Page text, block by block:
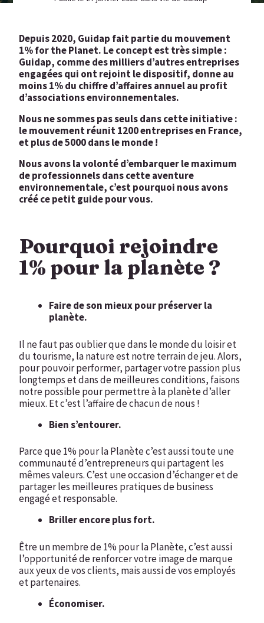
Depuis 2020, Guidap fait partie du mouvement
1% for the Planet. Le concept est très simple :
Guidap, comme des milliers d’autres entreprises
engagées qui ont rejoint le dispositif, donne au
moins 1% du chiffre d’affaires annuel au profit
d’associations environnementales.
Nous ne sommes pas seuls dans cette initiative :
le mouvement réunit 1200 entreprises en France,
et plus de 5000 dans le monde !
Nous avons la volonté d’embarquer le maximum
de professionnels dans cette aventure
environnementale, c’est pourquoi nous avons
créé ce petit guide pour vous.
Pourquoi rejoindre
1% pour la planète ?
Faire de son mieux pour préserver la
planète.
Il ne faut pas oublier que dans le monde du loisir et
du tourisme, la nature est notre terrain de jeu. Alors,
pour pouvoir performer, partager votre passion plus
longtemps et dans de meilleures conditions, faisons
notre possible pour permettre à la planète d’aller
mieux. Et c’est l’affaire de chacun de nous !
Bien s’entourer.
Parce que 1% pour la Planète c’est aussi toute une
communauté d’entrepreneurs qui partagent les
mêmes valeurs. C’est une occasion d’échanger et de
partager les meilleures pratiques de business
engagé et responsable.
Briller encore plus fort.
Être un membre de 1% pour la Planète, c’est aussi
l’opportunité de renforcer votre image de marque
aux yeux de vos clients, mais aussi de vos employés
et partenaires.
Économiser.